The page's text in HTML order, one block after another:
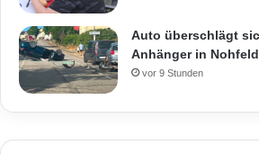
Auto überschlägt
Anhänger in
vor 9 Stunden